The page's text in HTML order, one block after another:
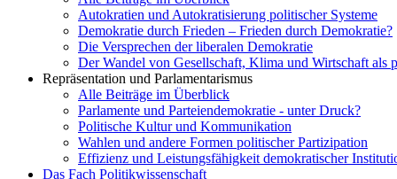
Autokratien und Autokratisierung politischer Systeme
Demokratie durch Frieden – Frieden durch Demokratie?
Die Versprechen der liberalen Demokratie
Der Wandel von Gesellschaft, Klima und Wirtschaft als
Repräsentation und Parlamentarismus
Alle Beiträge im Überblick
Parlamente und Parteiendemokratie - unter Druck?
Politische Kultur und Kommunikation
Wahlen und andere Formen politischer Partizipation
Effizienz und Leistungsfähigkeit demokratischer
Das Fach Politikwissenschaft